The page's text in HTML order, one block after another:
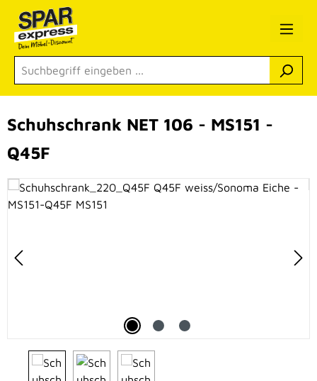
Zum Hauptinhalt springen
Bildergalerie überspringen
Schuhschrank NET 106 - MS151 -
Q45F